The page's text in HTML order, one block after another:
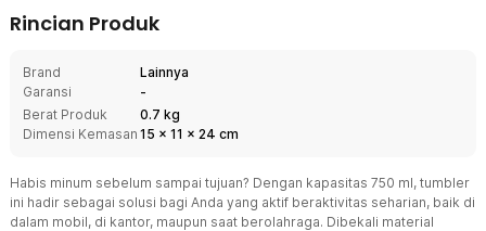
Rincian Produk
Brand
Lainnya
Garansi
-
Berat Produk
0.7 kg
Dimensi Kemasan 15 x 11 x 24 cm
Habis minum sebelum sampai tujuan? Dengan kapasitas 750 ml, tumbler
ini hadir sebagai solusi bagi Anda yang aktif beraktivitas seharian, baik di
dalam mobil, di kantor, maupun saat berolahraga. Dibekali material